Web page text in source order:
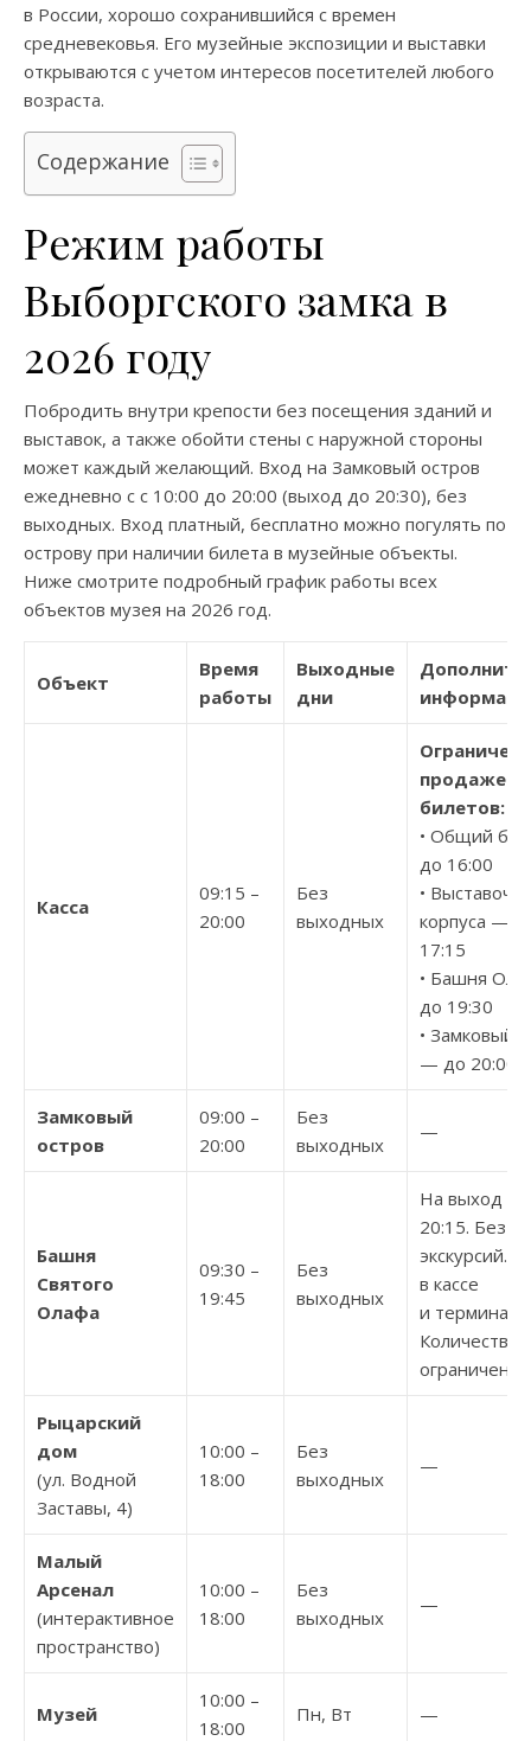
в России, хорошо сохранившийся с времен
средневековья. Его музейные экспозиции и выставки
открываются с учетом интересов посетителей любого
возраста.
Содержание
Режим работы
Выборгского замка в
2026 году
Побродить внутри крепости без посещения зданий и
выставок, а также обойти стены с наружной стороны
может каждый желающий. Вход на Замковый остров
ежедневно с с 10:00 до 20:00 (выход до 20:30), без
выходных. Вход платный, бесплатно можно погулять по
острову при наличии билета в музейные объекты.
Ниже смотрите подробный график работы всех
объектов музея на 2026 год.
Объект
Время
работы
Выходные
дни
Касса
09:15 –
20:00
Без
выходных
продаже
билетов:
• Общий
до 16:00
•
корпуса —
17:15
• Башня
до 19:30
• Замковый
— до 20:00
Замковый
остров
09:00 –
20:00
Без
выходных
—
Башня
Святого
Олафа
09:30 –
19:45
Без
выходных
На выход до
20:15. Без
экскурсий.
в кассе
и терминале.
Количество
ограничено.
Рыцарский
дом
(ул. Водной
Заставы, 4)
10:00 –
18:00
Без
выходных
—
Малый
Арсенал
(интерактивное
пространство)
10:00 –
18:00
Без
выходных
—
Музей
10:00 –
18:00
Пн, Вт —